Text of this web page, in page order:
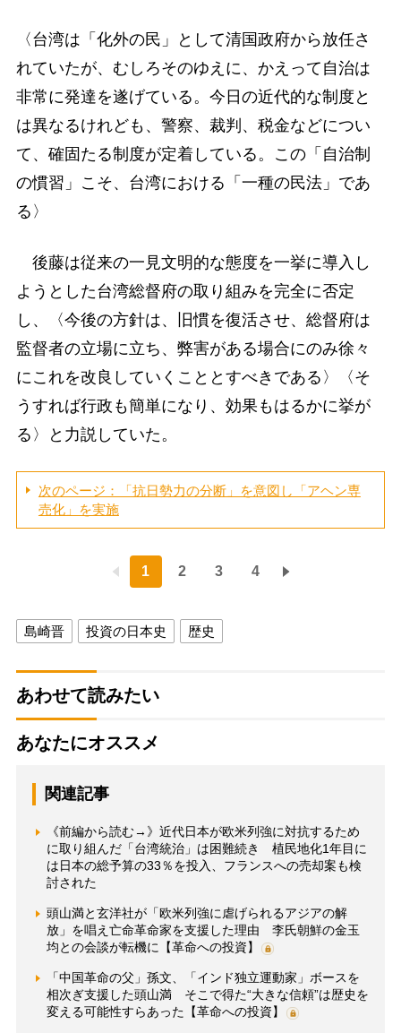
〈台湾は「化外の民」として清国政府から放任さ
れていたが、むしろそのゆえに、かえって自治は
非常に発達を遂げている。今日の近代的な制度と
は異なるけれども、警察、裁判、税金などについ
て、確固たる制度が定着している。この「自治制
の慣習」こそ、台湾における「一種の民法」であ
る〉
後藤は従来の一見文明的な態度を一挙に導入し
ようとした台湾総督府の取り組みを完全に否定
し、〈今後の方針は、旧慣を復活させ、総督府は
監督者の立場に立ち、弊害がある場合にのみ徐々
にこれを改良していくこととすべきである〉〈そ
うすれば行政も簡単になり、効果もはるかに挙が
る〉と力説していた。
次のページ：「抗日勢力の分断」を意図し「アヘン専
売化」を実施
1 2 3 4
島崎晋 投資の日本史 歴史
あわせて読みたい
あなたにオススメ
関連記事
《前編から読む→》近代日本が欧米列強に対抗するため
に取り組んだ「台湾統治」は困難続き 植民地化1年目に
は日本の総予算の33％を投入、フランスへの売却案も検
討された
頭山満と玄洋社が「欧米列強に虐げられるアジアの解
放」を唱え亡命革命家を支援した理由 李氏朝鮮の金玉
均との会談が転機に【革命への投資】
「中国革命の父」孫文、「インド独立運動家」ボースを
相次ぎ支援した頭山満 そこで得た“大きな信頼”は歴史を
変える可能性すらあった【革命への投資】